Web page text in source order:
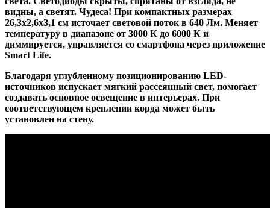
видны, а светят. Чудеса! При компактных размерах
26,3х2,6х3,1 см источает световой поток в 640 Лм. Меняет
температуру в диапазоне от 3000 К до 6000 К и
диммируется, управляется со смартфона через приложение
Smart Life.
Благодаря углубленному позиционированию LED-
источников испускает мягкий рассеянный свет, помогает
создавать основное освещение в интерьерах. При
соответствующем креплении корда может быть
установлен на стену.